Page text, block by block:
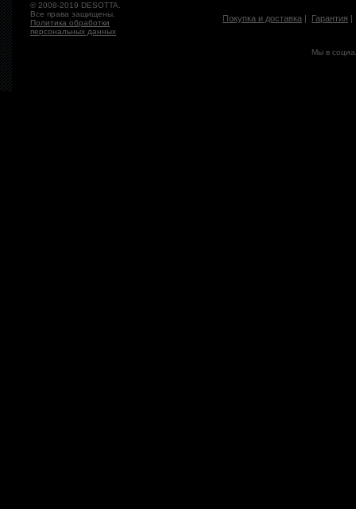
© 2008-2019 DESOTTA.
Все права защищены.
Политика обработки
персональных данных
Покупка и доставка | Гарантия
Мы в